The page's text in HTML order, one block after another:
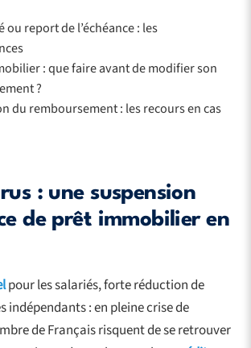
: une suspension
de prêt immobilier en
pour les salariés, forte réduction de
indépendants : en pleine crise de
de Français risquent de se retrouver
ou report de l’échéance : les
: que faire avant de modifier son
?
du remboursement : les recours en cas